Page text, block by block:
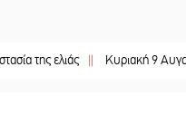
ελιάς || Κυριακή 9 Αυγούστου: